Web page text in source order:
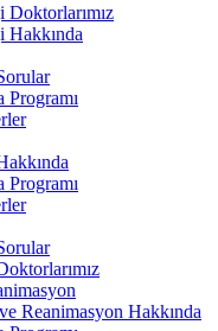
Programı
Programı
Reanimasyon Hakkında